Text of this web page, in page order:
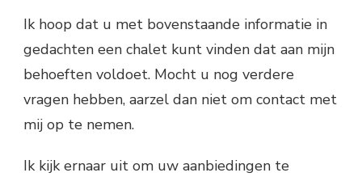
Ik hoop dat u met bovenstaande informatie in
gedachten een chalet kunt vinden dat aan mijn
behoeften voldoet. Mocht u nog verdere
vragen hebben, aarzel dan niet om contact met
mij op te nemen.
Ik kijk ernaar uit om uw aanbiedingen te